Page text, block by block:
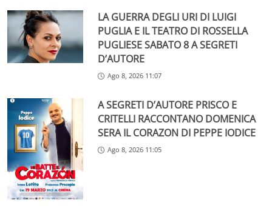
LA GUERRA DEGLI URI DI LUIGI
PUGLIA E IL TEATRO DI ROSSELLA
PUGLIESE SABATO 8 A SEGRETI
D’AUTORE
Ago 8, 2026 11:07
A SEGRETI D’AUTORE PRISCO E
CRITELLI RACCONTANO DOMENICA
SERA IL CORAZON DI PEPPE IODICE
Ago 8, 2026 11:05